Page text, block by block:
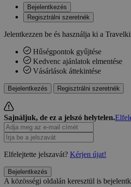
Bejelentkezés
Regisztrálni szeretnék
Jelentkezzen be és használja ki a
Hűségpontok gyűjtése
Kedvenc ajánlatok elmentése
Vásárlások áttekintése
Bejelentkezés Regisztrálni szeretnék
Sajnáljuk, de ez a jelszó helytelen.
Elfelejtette jelszavát? Kérjen újat!
Bejelentkezés
A közösségi oldalán keresztül is